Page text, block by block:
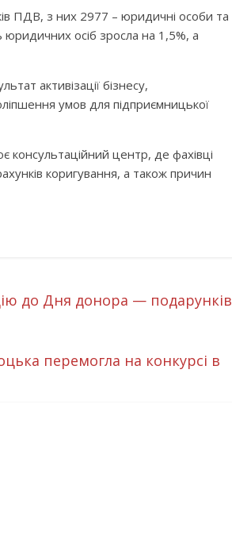
ПДВ, з них 2977 – юридичні особи та
юридичних осіб зросла на 1,5%, а
активізації бізнесу,
умов для підприємницької
консультаційний центр, де фахівці
коригування, а також причин
до Дня донора — подарунків
перемогла на конкурсі в